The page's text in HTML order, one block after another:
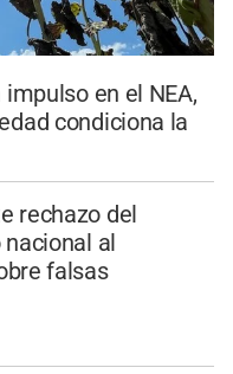
en el NEA,
condiciona la
rechazo del
al
falsas